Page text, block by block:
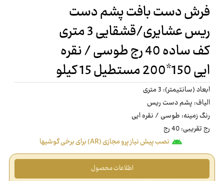
فرش دست بافت پشم دست
ریس عشایری/قشقایی 3 متری
کف ساده 40 رج طوسی / نقره
ایی 150*200 مستطیل 15 کیلو
ابعاد (سانتیمتر): 3 متری
الیاف: پشم دست ریس
رنگ زمینه: طوسی / نقره ایی
رج تقریبی: 40 رج
نصب پیش نیاز پرو مجازی (AR) برای برخی گوشیها
اطلاعات محصول